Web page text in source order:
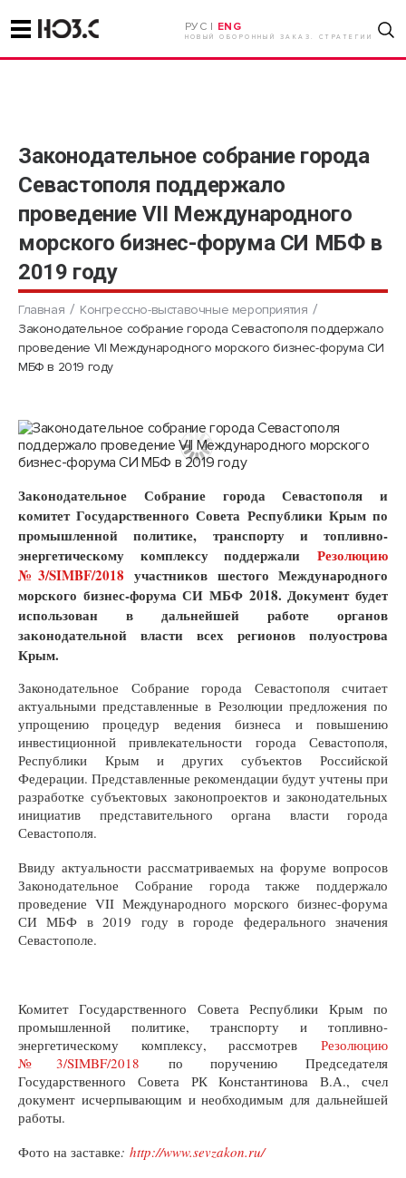
РУС | ENG
НОВЫЙ ОБОРОННЫЙ ЗАКАЗ. СТРАТЕГИИ
Законодательное собрание города
Севастополя поддержало
проведение VII Международного
морского бизнес-форума СИ МБФ в
2019 году
Главная
Конгрессно-выставочные мероприятия
Законодательное собрание города Севастополя поддержало
проведение VII Международного морского бизнес-форума СИ
МБФ в 2019 году
Законодательное Собрание города Севастополя и
комитет Государственного Совета Республики Крым по
промышленной политике, транспорту и топливно-
энергетическому комплексу поддержали
Резолюцию
№3/SIMBF/2018 участников шестого Международного
морского бизнес-форума СИ МБФ 2018. Документ будет
использован в дальнейшей работе органов
законодательной власти всех регионов полуострова
Крым.
Законодательное Собрание города Севастополя считает
актуальными представленные в Резолюции предложения по
упрощению процедур ведения бизнеса и повышению
инвестиционной привлекательности города Севастополя,
Республики Крым и других субъектов Российской
Федерации. Представленные рекомендации будут учтены при
разработке субъектовых законопроектов и законодательных
инициатив представительного органа власти города
Севастополя.
Ввиду актуальности рассматриваемых на форуме вопросов
Законодательное Собрание города также поддержало
проведение VII Международного морского бизнес-форума
СИ МБФ в 2019 году в городе федерального значения
Севастополе.
Комитет Государственного Совета Республики Крым по
промышленной политике, транспорту и топливно-
энергетическому комплексу, рассмотрев
Резолюцию
№3/SIMBF/2018
по поручению Председателя
Государственного Совета РК Константинова В.А., счел
документ исчерпывающим и необходимым для дальнейшей
работы.
Фото на заставке: http://www.sevzakon.ru/